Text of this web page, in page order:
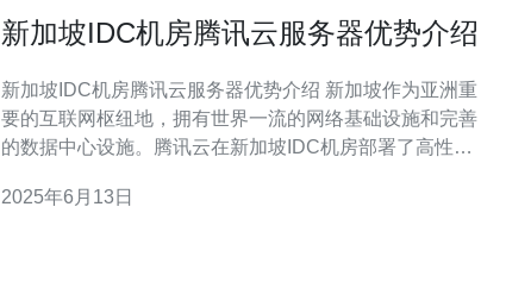
新加坡IDC机房腾讯云服务器优势介绍
新加坡IDC机房腾讯云服务器优势介绍 新加坡作为亚洲重
要的互联网枢纽地，拥有世界一流的网络基础设施和完善
的数据中心设施。腾讯云在新加坡IDC机房部署了高性能
服务器在新加坡IDC机房采用了最新的硬件设备，配备高
2025年6月13日